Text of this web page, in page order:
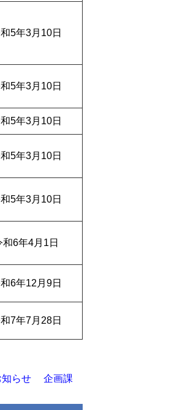
5年3月10日
5年3月10日
5年3月10日
5年3月10日
5年3月10日
和6年4月1日
6年12月9日
7年7月28日
らせ 企画課